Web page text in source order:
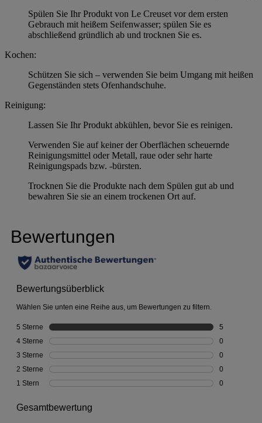
Spülen Sie Ihr Produkt von Le Creuset vor dem ersten
Gebrauch mit heißem Seifenwasser; spülen Sie es
abschließend gründlich ab und trocknen Sie es.
Kochen:
Schützen Sie sich – verwenden Sie beim Umgang mit heißen
Gegenständen stets Ofenhandschuhe.
Reinigung:
Lassen Sie Ihr Produkt abkühlen, bevor Sie es reinigen.
Verwenden Sie auf keiner der Oberflächen scheuernde
Reinigungsmittel oder Metall, raue oder sehr harte
Reinigungspads bzw. -bürsten.
Trocknen Sie die Produkte nach dem Spülen gut ab und
bewahren Sie sie an einem trockenen Ort auf.